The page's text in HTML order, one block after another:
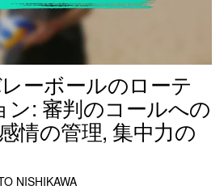
ーボールのローテ
ン: 審判のコールへの
情の管理, 集中力の
NISHIKAWA